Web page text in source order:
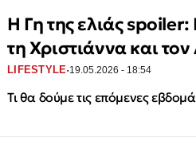
Η Γη της ελιάς
τη Χριστιάννα και
LIFESTYLE·19.05.2026 - 18:54
Τι θα δούμε τις επόμενες